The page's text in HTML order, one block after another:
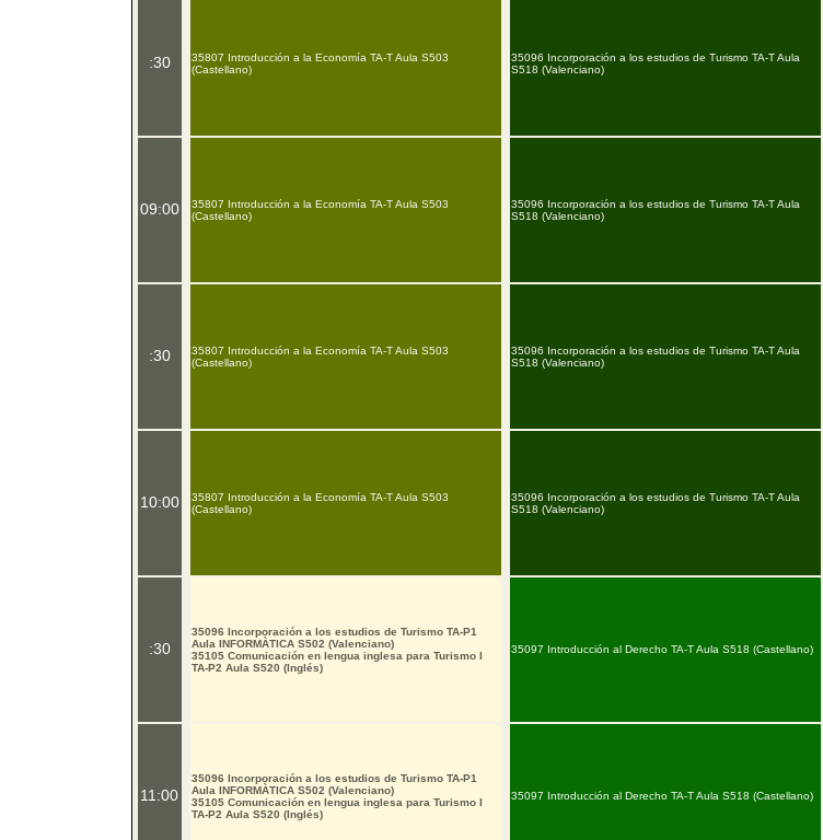
:30
09:00
:30
10:00
:30
11:00
35807 Introducción a la Economía TA-T Aula S503
(Castellano)
35807 Introducción a la Economía TA-T Aula S503
(Castellano)
35807 Introducción a la Economía TA-T Aula S503
(Castellano)
35807 Introducción a la Economía TA-T Aula S503
(Castellano)
35096 Incorporación a los estudios de Turismo TA-P1
Aula INFORMÀTICA S502 (Valenciano)
35105 Comunicación en lengua inglesa para Turismo I
TA-P2 Aula S520 (Inglés)
35096 Incorporación a los estudios de Turismo TA-P1
Aula INFORMÀTICA S502 (Valenciano)
35105 Comunicación en lengua inglesa para Turismo I
TA-P2 Aula S520 (Inglés)
35096 Incorporación a los estudios de Turismo TA-T Aula
S518 (Valenciano)
35096 Incorporación a los estudios de Turismo TA-T Aula
S518 (Valenciano)
35096 Incorporación a los estudios de Turismo TA-T Aula
S518 (Valenciano)
35096 Incorporación a los estudios de Turismo TA-T Aula
S518 (Valenciano)
35097 Introducción al Derecho TA-T Aula S518 (Castellano)
35097 Introducción al Derecho TA-T Aula S518 (Castellano)